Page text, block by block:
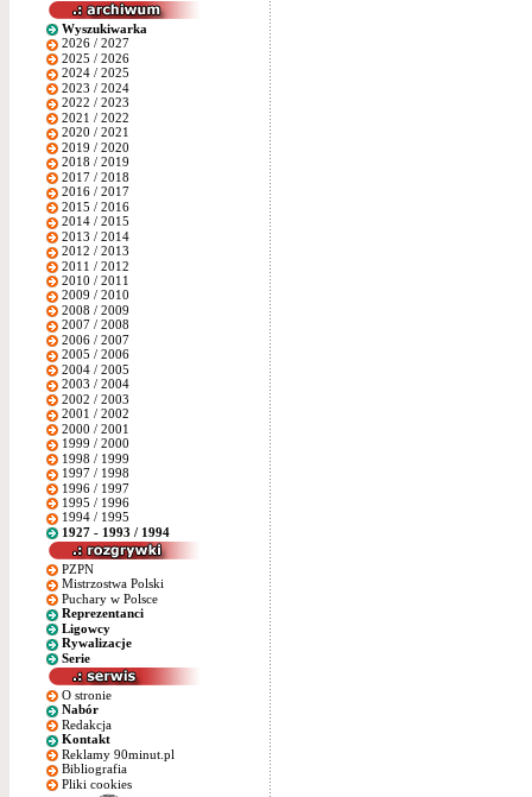
Wyszukiwarka
2026 / 2027
2025 / 2026
2024 / 2025
2023 / 2024
2022 / 2023
2021 / 2022
2020 / 2021
2019 / 2020
2018 / 2019
2017 / 2018
2016 / 2017
2015 / 2016
2014 / 2015
2013 / 2014
2012 / 2013
2011 / 2012
2010 / 2011
2009 / 2010
2008 / 2009
2007 / 2008
2006 / 2007
2005 / 2006
2004 / 2005
2003 / 2004
2002 / 2003
2001 / 2002
2000 / 2001
1999 / 2000
1998 / 1999
1997 / 1998
1996 / 1997
1995 / 1996
1994 / 1995
1927 - 1993 / 1994
PZPN
Mistrzostwa Polski
Puchary w Polsce
Reprezentanci
Ligowcy
Rywalizacje
Serie
O stronie
Nabór
Redakcja
Kontakt
Reklamy 90minut.pl
Bibliografia
Pliki cookies